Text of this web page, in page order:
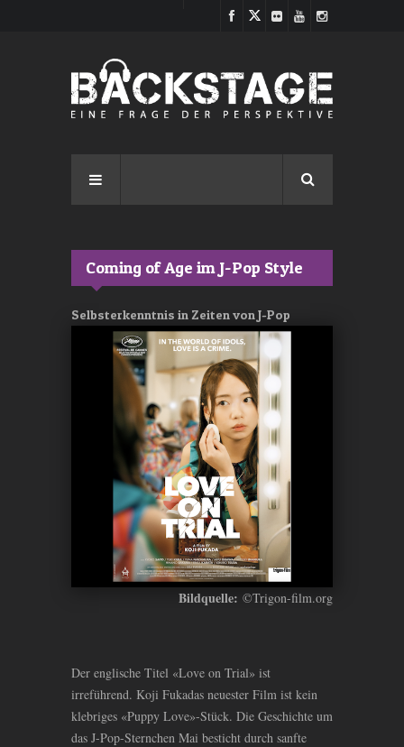
Coming of Age im J-Pop Style
Selbsterkenntnis in Zeiten von J-Pop
Bildquelle: ©Trigon-film.org
Der englische Titel «Love on Trial» ist
irreführend. Koji Fukadas neuester Film ist kein
klebriges «Puppy Love»-Stück. Die Geschichte um
das J-Pop-Sternchen Mai besticht durch sanfte